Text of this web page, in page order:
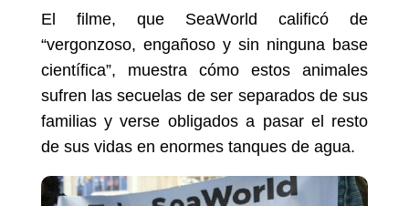
El filme, que SeaWorld calificó de
“vergonzoso, engañoso y sin ninguna base
científica”, muestra cómo estos animales
sufren las secuelas de ser separados de sus
familias y verse obligados a pasar el resto
de sus vidas en enormes tanques de agua.